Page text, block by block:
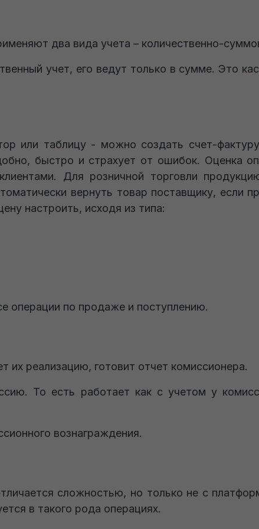
два вида учета – количественно-
учет, его ведут только в сумме. Это
или таблицу - можно создать счет-
быстро и страхует от ошибок. Оценка
Для розничной торговли
вернуть товар поставщику, если
настроить, исходя из типа:
операции по продаже и поступлению.
реализацию, готовит отчет комиссионера.
То есть работает как с учетом у
вознаграждения.
сложностью, но только не с
в такого рода операциях.